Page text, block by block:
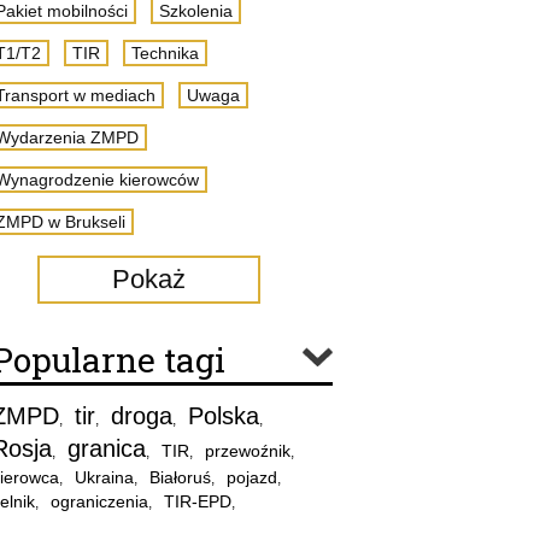
mobilności Szkolenia
T2 TIR Technika
w mediach Uwaga
ZMPD
kierowców
w Brukseli
Pokaż
tagi
, tir, droga, Polska,
, granica, TIR, przewoźnik,
, Ukraina, Białoruś, pojazd,
, ograniczenia, TIR-EPD,